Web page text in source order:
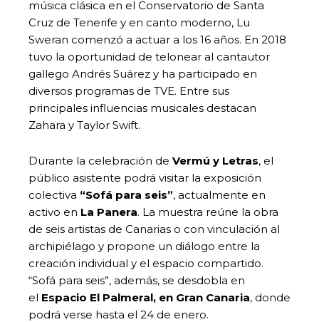
música clásica en el Conservatorio de Santa
Cruz de Tenerife y en canto moderno, Lu
Sweran comenzó a actuar a los 16 años. En 2018
tuvo la oportunidad de telonear al cantautor
gallego Andrés Suárez y ha participado en
diversos programas de TVE. Entre sus
principales influencias musicales destacan
Zahara y Taylor Swift.
Durante la celebración de Vermú y Letras, el
público asistente podrá visitar la exposición
colectiva “Sofá para seis”, actualmente en
activo en La Panera. La muestra reúne la obra
de seis artistas de Canarias o con vinculación al
archipiélago y propone un diálogo entre la
creación individual y el espacio compartido.
“Sofá para seis”, además, se desdobla en
el Espacio El Palmeral, en Gran Canaria, donde
podrá verse hasta el 24 de enero.